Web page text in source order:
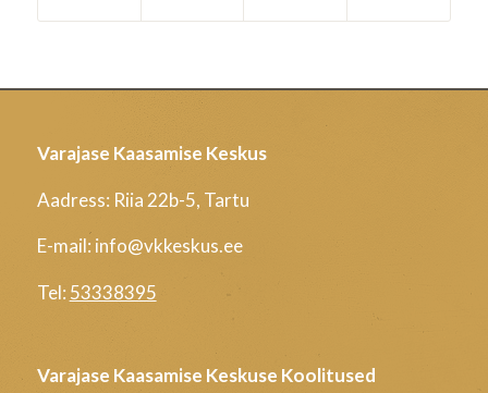
Varajase Kaasamise Keskus
Aadress: Riia 22b-5, Tartu
E-mail: info@vkkeskus.ee
Tel: 53338395
Varajase Kaasamise Keskuse Koolitused